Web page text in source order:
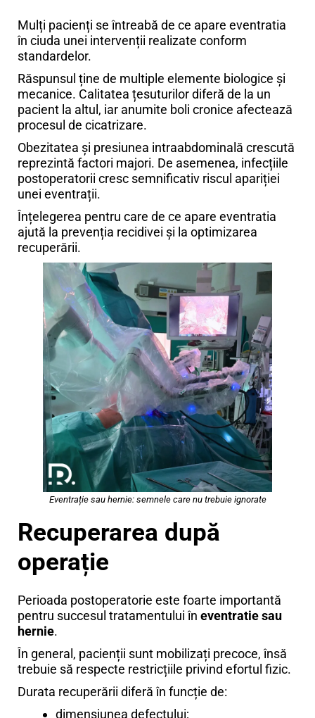
Mulți pacienți se întreabă de ce apare eventratia
în ciuda unei intervenții realizate conform
standardelor.
Răspunsul ține de multiple elemente biologice și
mecanice. Calitatea țesuturilor diferă de la un
pacient la altul, iar anumite boli cronice afectează
procesul de cicatrizare.
Obezitatea și presiunea intraabdominală crescută
reprezintă factori majori. De asemenea, infecțiile
postoperatorii cresc semnificativ riscul apariției
unei eventrații.
Înțelegerea pentru care de ce apare eventratia
ajută la prevenția recidivei și la optimizarea
recuperării.
Eventrație sau hernie: semnele care nu trebuie ignorate
Recuperarea după
operație
Perioada postoperatorie este foarte importantă
pentru succesul tratamentului în eventratie sau
hernie.
În general, pacienții sunt mobilizați precoce, însă
trebuie să respecte restricțiile privind efortul fizic.
Durata recuperării diferă în funcție de:
dimensiunea defectului;